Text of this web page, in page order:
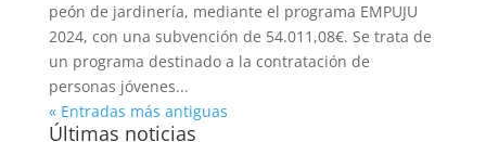
peón de jardinería, mediante el programa EMPUJU
2024, con una subvención de 54.011,08€. Se trata de
un programa destinado a la contratación de
personas jóvenes...
« Entradas más antiguas
Últimas noticias